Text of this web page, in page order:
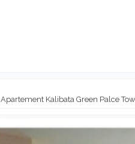
Apartement Kalibata Green Palce